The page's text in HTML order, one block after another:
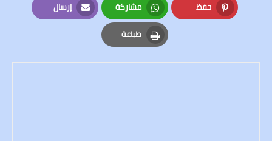
حفظ
Pinterest
مشاركة
Whatsapp
إرسال
Email
طباعة
Print